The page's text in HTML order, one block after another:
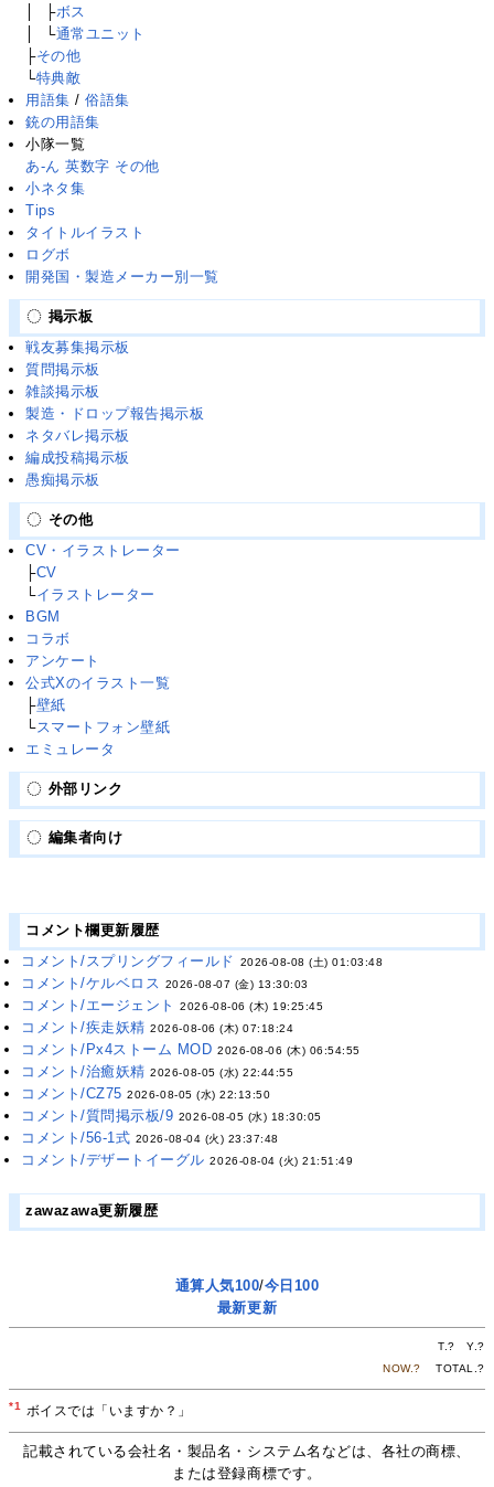
├ボス
└通常ユニット
├その他
└特典敵
用語集 /俗語集
銃の用語集
小隊一覧
あ-ん 英数字 その他
小ネタ集
Tips
タイトルイラスト
ログボ
開発国・製造メーカー別一覧
掲示板
戦友募集掲示板
質問掲示板
雑談掲示板
製造・ドロップ報告掲示板
ネタバレ掲示板
編成投稿掲示板
愚痴掲示板
その他
CV・イラストレーター
├CV
└イラストレーター
BGM
コラボ
アンケート
公式Xのイラスト一覧
├壁紙
└スマートフォン壁紙
エミュレータ
外部リンク
編集者向け
コメント欄更新履歴
コメント/スプリングフィールド
2026-08-08 (土) 01:03:48
コメント/ケルベロス 2026-08-07 (金) 13:30:03
コメント/エージェント 2026-08-06 (木) 19:25:45
コメント/疾走妖精 2026-08-06 (木) 07:18:24
コメント/Px4ストーム MOD 2026-08-06 (木) 06:54:55
コメント/治癒妖精 2026-08-05 (水) 22:44:55
コメント/CZ75 2026-08-05 (水) 22:13:50
コメント/質問掲示板/9 2026-08-05 (水) 18:30:05
コメント/56-1式 2026-08-04 (火) 23:37:48
コメント/デザートイーグル 2026-08-04 (火) 21:51:49
zawazawa更新履歴
通算人気100/今日100
最新更新
T.? Y.?
NOW.? TOTAL.?
*1 ボイスでは「いますか？」
記載されている会社名・製品名・システム名などは、各社の商標、
または登録商標です。